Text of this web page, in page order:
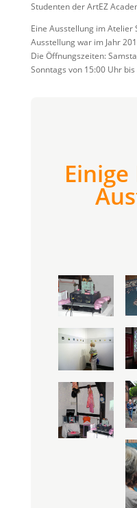
Studenten der ArtEZ
Eine Ausstellung im Atelier
Ausstellung war im Jahr
Die Öffnungszeiten:
Sonntags von 15:00 Uhr